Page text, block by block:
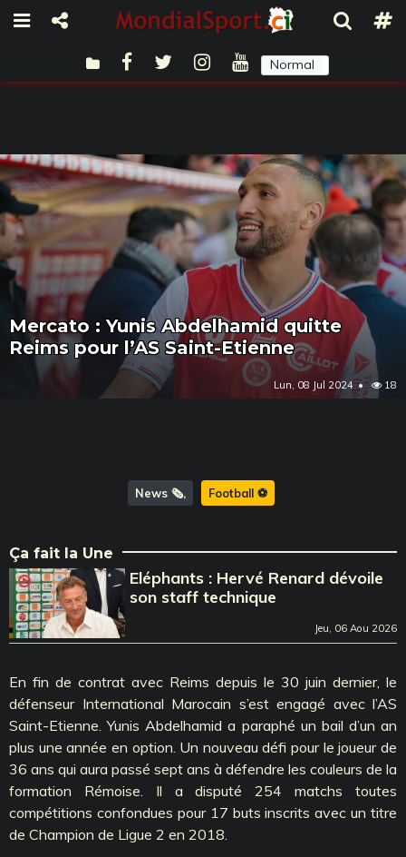
Normal
Mercato : Yunis Abdelhamid quitte
Reims pour l’AS Saint-Etienne
Lun, 08 Jul 2024 18
News 🗞️ Football ⚽️
Ça fait la Une
Eléphants : Hervé Renard dévoile
son staff technique
Jeu, 06 Aou 2026
En fin de contrat avec Reims depuis le 30 juin dernier, le
défenseur International Marocain s’est engagé avec l’AS
Saint-Etienne. Yunis Abdelhamid a paraphé un bail d’un an
plus une année en option. Un nouveau défi pour le joueur de
36 ans qui aura passé sept ans à défendre les couleurs de la
formation Rémoise. Il a disputé 254 matchs toutes
compétitions confondues pour 17 buts inscrits avec un titre
de Champion de Ligue 2 en 2018.